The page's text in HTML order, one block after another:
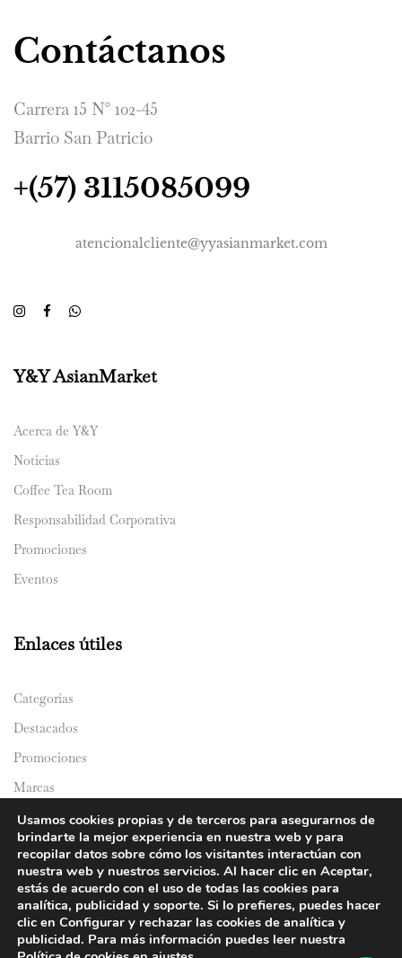
Contáctanos
Carrera 15 N° 102-45
Barrio San Patricio
+(57) 3115085099
atencionalcliente@yyasianmarket.com
Y&Y AsianMarket
Acerca de Y&Y
Noticias
Coffee Tea Room
Responsabilidad Corporativa
Promociones
Eventos
Enlaces útiles
Categorías
Destacados
Promociones
Marcas
Catálogos
Domicilios
Usamos cookies propias y de terceros para asegurarnos de
brindarte la mejor experiencia en nuestra web y para
recopilar datos sobre cómo los visitantes interactúan con
nuestra web y nuestros servicios. Al hacer clic en Aceptar,
estás de acuerdo con el uso de todas las cookies para
analítica, publicidad y soporte. Si lo prefieres, puedes hacer
clic en Configurar y rechazar las cookies de analítica y
publicidad. Para más información puedes leer nuestra